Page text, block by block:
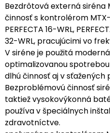
Bezdrôtová externá siréna
činnosť s kontrolérom
PERFECTA 16-WRL,
32-WRL, pracujúcimi vo
V siréne je použitá
optimalizovanou
dlhú činnosť aj v sťažených
Bezproblémovú činnosť
taktiež vysokovýkonná
používa v špeciálnych
zdravotníctve.